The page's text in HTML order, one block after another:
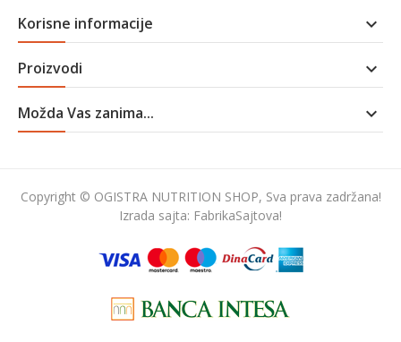
Korisne informacije 
Proizvodi 
Možda Vas zanima... 
Copyright © OGISTRA NUTRITION SHOP, Sva prava zadržana!
Izrada sajta: FabrikaSajtova!